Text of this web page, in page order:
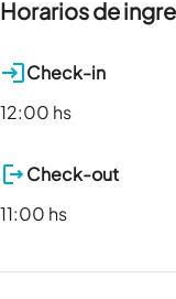
Horarios de
Check-in
12:00 hs
Check-out
11:00 hs